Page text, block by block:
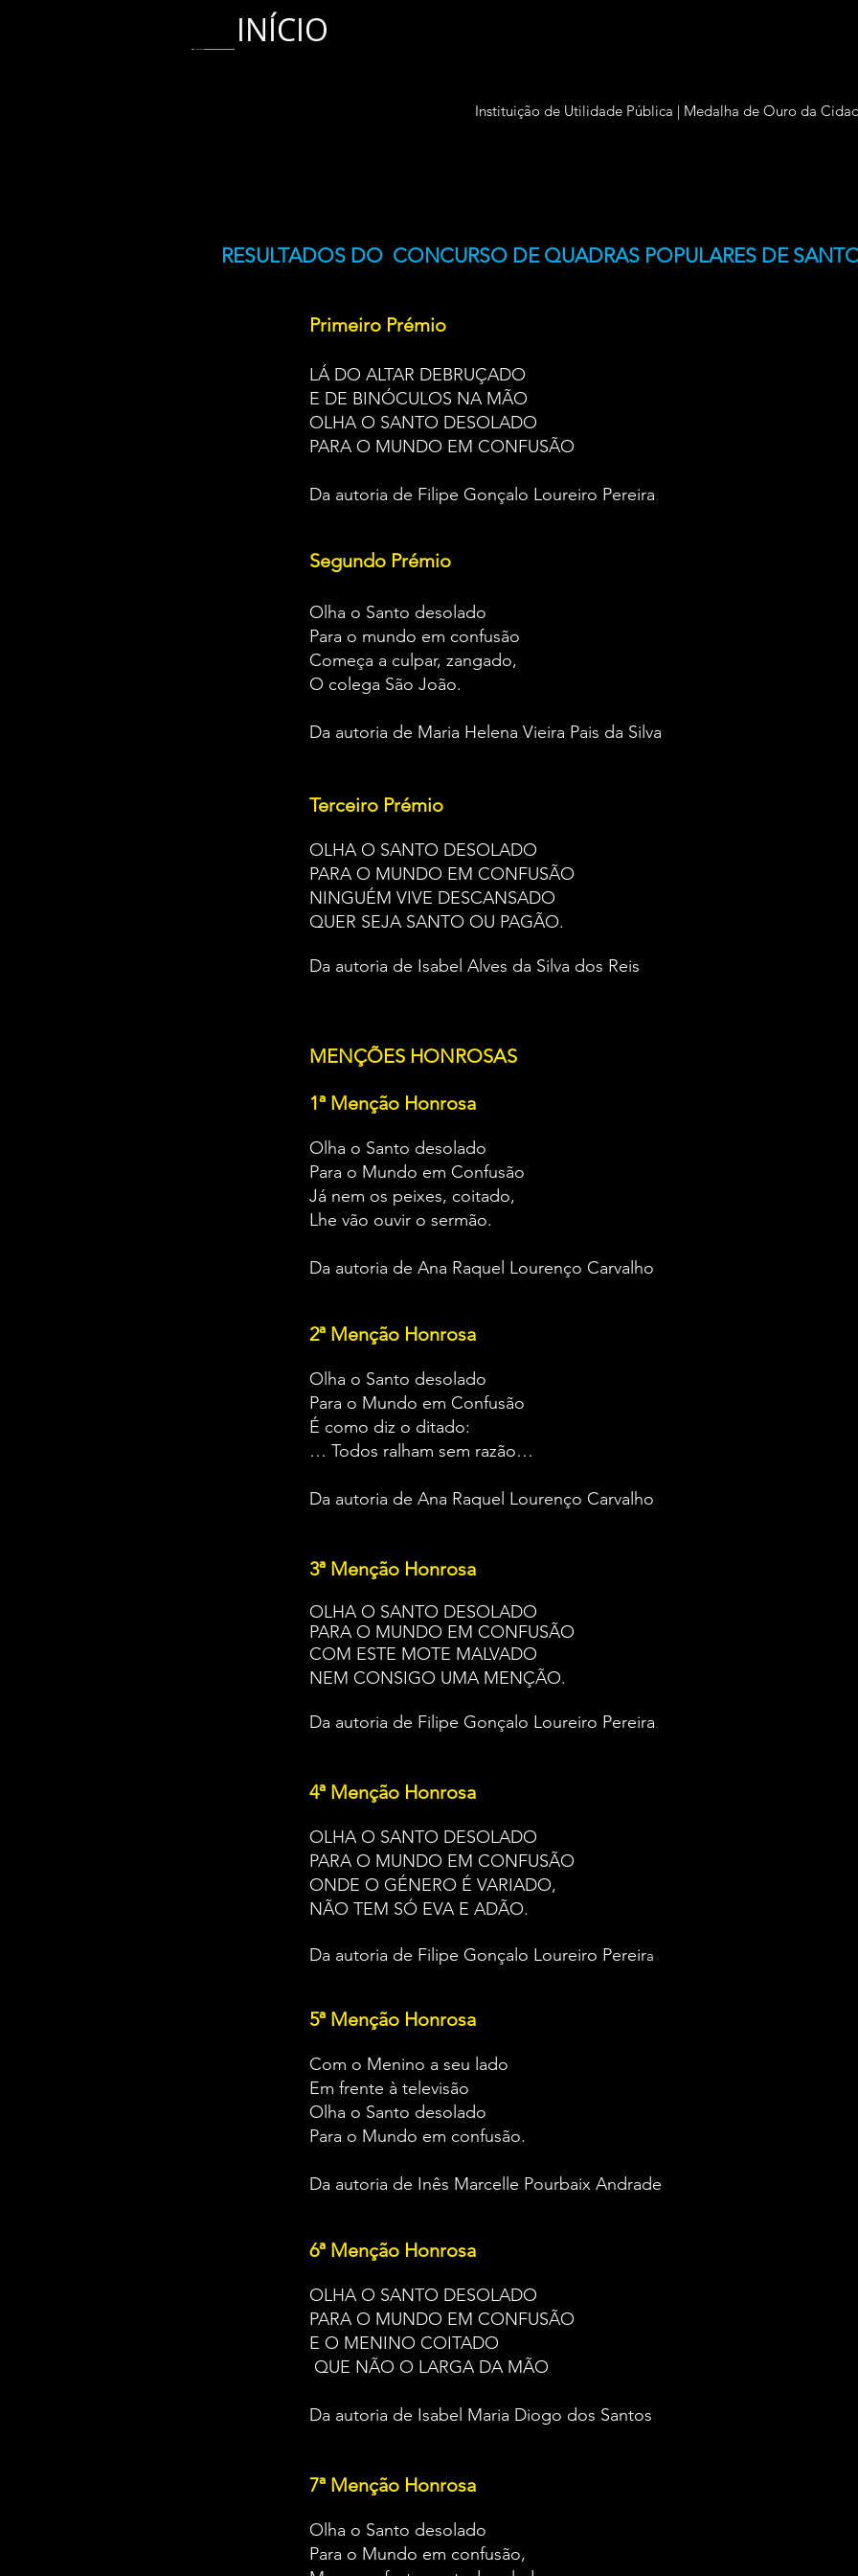
INÍCIO
Instituição de Utilidade Pública | Medalha de Ouro da
RESULTADOS DO CONCURSO DE QUADRAS POPULARES DE
Primeiro Prémio
LÁ DO ALTAR DEBRUÇADO
E DE BINÓCULOS NA MÃO
OLHA O SANTO DESOLADO
PARA O MUNDO EM CONFUSÃO
Da autoria de Filipe Gonçalo Loureiro Pereira
Segundo Prémio
Olha o Santo desolado
Para o mundo em confusão
Começa a culpar, zangado,
O colega São João.
Da autoria de Maria Helena Vieira Pais da Silva
Terceiro Prémio
OLHA O SANTO DESOLADO
PARA O MUNDO EM CONFUSÃO
NINGUÉM VIVE DESCANSADO
QUER SEJA SANTO OU PAGÃO.
Da autoria de Isabel Alves da Silva dos Reis
MENÇÕES HONROSAS
1ª Menção Honrosa
Olha o Santo desolado
Para o Mundo em Confusão
Já nem os peixes, coitado,
Lhe vão ouvir o sermão.
Da autoria de Ana Raquel Lourenço Carvalho
2ª Menção Honrosa
Olha o Santo desolado
Para o Mundo em Confusão
É como diz o ditado:
… Todos ralham sem
Da autoria de Ana Raquel
3ª Menção Honrosa
OLHA O SANTO DESOLADO
PARA O MUNDO EM CONFUSÃO
COM ESTE MOTE MALVADO
NEM CONSIGO UMA MENÇÃO.
Da autoria de Filipe Gonçalo Loureiro Pereira
4ª Menção Honrosa
OLHA O SANTO DESOLADO
PARA O MUNDO EM CONFUSÃO
ONDE O GÉNERO É VARIADO,
NÃO TEM SÓ EVA E ADÃO.
Da autoria de Filipe Gonçalo Loureiro Pereira
5ª Menção Honrosa
Com o Menino a seu lado
Em frente à televisão
Olha o Santo desolado
Para o Mundo em confusão.
Da autoria de Inês Marcelle Pourbaix Andrade
6ª Menção Honrosa
OLHA O SANTO DESOLADO
PARA O MUNDO EM CONFUSÃO
E O MENINO COITADO
QUE NÃO O LARGA DA MÃO
Da autoria de Isabel Maria Diogo dos Santos
7ª Menção Honrosa
Olha o Santo desolado
Para o Mundo em confusão,